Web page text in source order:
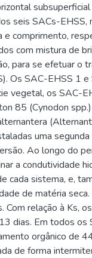
seis SACs-EHSS,
e comprimento,
com mistura de
para se efetuar o
Os SAC-EHSS 1
vegetal, os SAC-
85 (Cynodon
uma
Ao longo do
a condutividade
cada sistema, e,
de matéria
relação à Ks,
dias. Em todos os
orgânico de
de forma